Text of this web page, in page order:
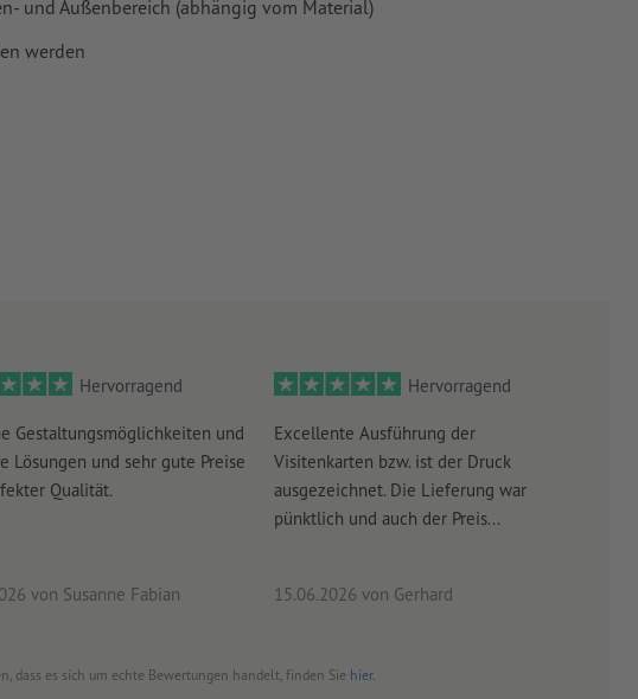
geprüft
und Außenbereich (abhängig vom Material)
werden
Hervorragend
Gestaltungsmöglichkeiten und
Lösungen und sehr gute Preise
Qualität.
von Susanne Fabian
Hervorragend
Excellente Ausführung der
Visitenkarten bzw. ist der Druck
ausgezeichnet. Die Lieferung war
pünktlich und auch der Preis...
15.06.2026 von Gerhard
es sich um echte Bewertungen handelt, finden Sie hier.